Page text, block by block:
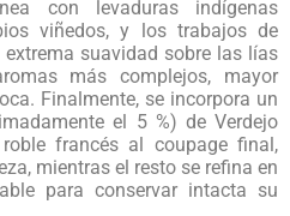
con levaduras indígenas
viñedos, y los trabajos de
suavidad sobre las lías
más complejos, mayor
Finalmente, se incorpora un
el 5 %) de Verdejo
francés al coupage final,
mientras el resto se refina en
para conservar intacta su